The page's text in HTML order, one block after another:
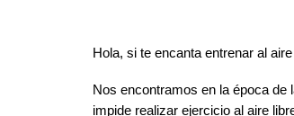
Hola, si te encanta entrenar al
Nos encontramos en la época
impide realizar ejercicio al aire